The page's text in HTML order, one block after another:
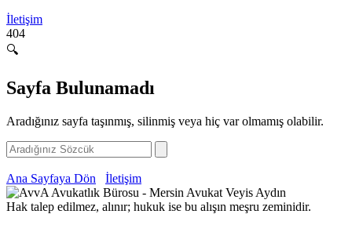
İletişim
404
🔍
Sayfa Bulunamadı
Aradığınız sayfa taşınmış, silinmiş veya hiç var olmamış olabilir.
Ana Sayfaya Dön İletişim
Hak talep edilmez, alınır; hukuk ise bu alışın meşru zeminidir.